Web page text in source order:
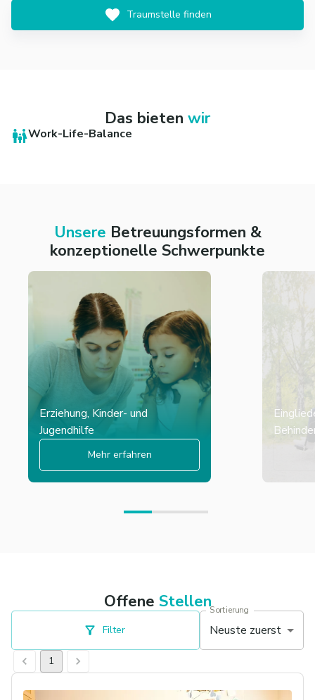
Traumstelle finden
Das bieten wir
Work-Life-Balance
Unsere Betreuungsformen &
konzeptionelle Schwerpunkte
Erziehung, Kinder- und
Jugendhilfe
Mehr erfahren
Offene Stellen
Filter
Sortierung
Neuste zuerst
1